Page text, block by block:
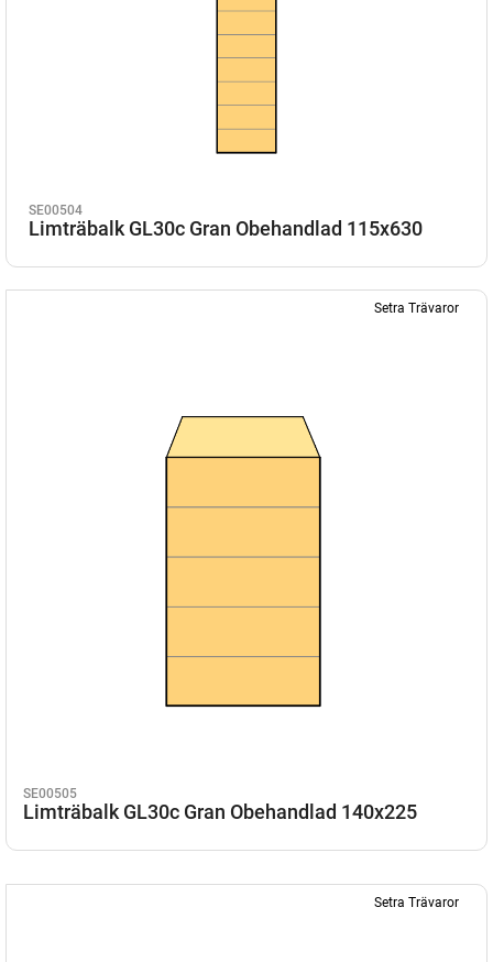
SE00504
Limträbalk GL30c Gran Obehandlad 115x630
Setra Trävaror
SE00505
Limträbalk GL30c Gran Obehandlad 140x225
Setra Trävaror